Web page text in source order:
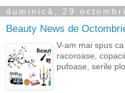
duminică, 29
Beauty News de
V-am mai spus
racoroase,
pufoase, serile